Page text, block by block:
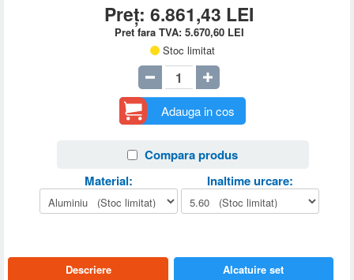
Preț:6.861,43 LEI
Pret fara TVA: 5.670,60 LEI
Stoc limitat
Adauga in cos
Compara produs
Material:
Inaltime urcare:
Descriere
Alcatuire set